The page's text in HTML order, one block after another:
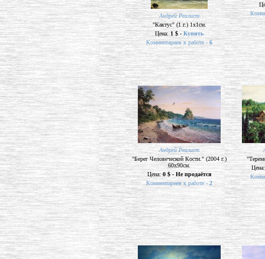
Андрей Реалист
"Кактус" (1 г.) 1х1см.
Цена:1 $ - Купить
Комментариев к работе -6
Андрей Реалист
"Берег Человеческой Кости." (2004 г.)
60х90см.
Цена:0 $ - Не продаётся
Комментариев к работе - 2